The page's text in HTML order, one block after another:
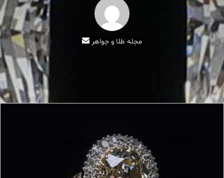
مجله طلا و جواهر
ارسال